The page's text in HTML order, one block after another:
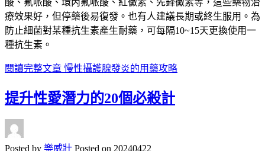
酸、氟哌酸、環丙氟哌酸、紅黴素、先鋒黴素等，這些藥物治
療效果好，但停藥後易復發。也有人建議長期或終生服用。為
防止細菌對某種抗生素產生耐藥，可每隔10~15天更換使用一
種抗生素。
閱讀完整文章 慢性攝護腺發炎的用藥攻略
提升性愛潛力的20個必殺計
Posted by 樂威壯 Posted on 20240422